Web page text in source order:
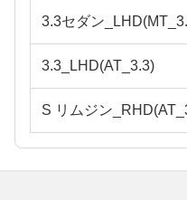
3.3セダン
3.3_LHD(AT_3.3)
S リムジン